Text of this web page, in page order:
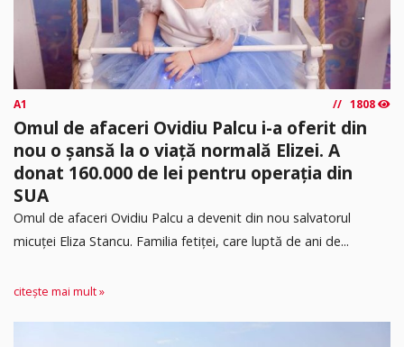
A1 1808
Omul de afaceri Ovidiu Palcu i-a oferit din
nou o șansă la o viață normală Elizei. A
donat 160.000 de lei pentru operația din
SUA
Omul de afaceri Ovidiu Palcu a devenit din nou salvatorul
micuței Eliza Stancu. Familia fetiței, care luptă de ani de...
citește mai mult »